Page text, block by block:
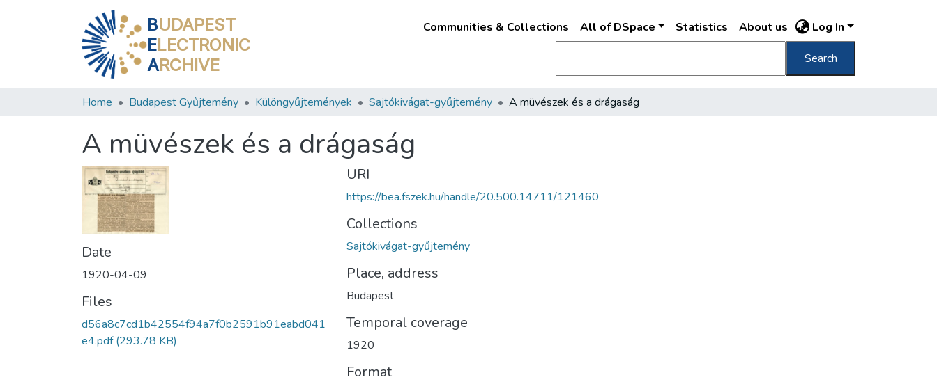
BUDAPEST
ELECTRONIC
ARCHIVE
Communities & Collections All of DSpace Statistics About us Log In
Search
Home Budapest Gyűjtemény Különgyűjtemények Sajtókivágat-gyűjtemény A müvészek és a drágaság
A müvészek és a drágaság
Date
1920-04-09
Files
d56a8c7cd1b42554f94a7f0b2591b91eabd041
e4.pdf(293.78 KB)
URI
https://bea.fszek.hu/handle/20.500.14711/121460
Collections
Sajtókivágat-gyűjtemény
Place, address
Budapest
Temporal coverage
1920
Format